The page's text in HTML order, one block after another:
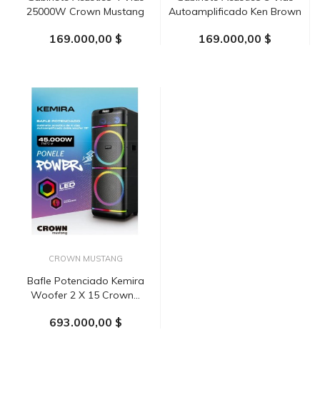
25000W Crown Mustang
169.000,00 $
Autoamplificado Ken Brown
169.000,00 $
CROWN MUSTANG
Bafle Potenciado Kemira
Woofer 2 X 15 Crown...
693.000,00 $